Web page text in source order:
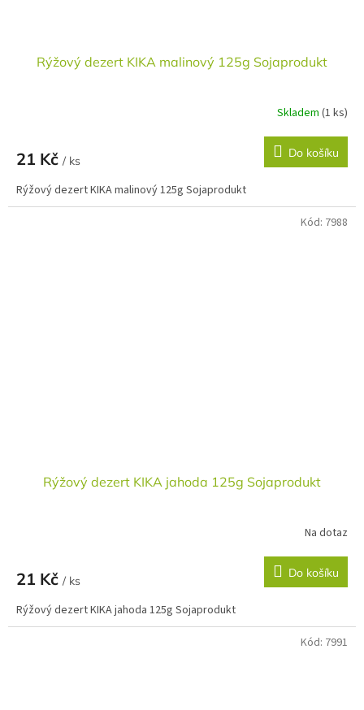
Rýžový dezert KIKA malinový 125g Sojaprodukt
Skladem (1 ks)
21 Kč / ks
Do košíku
Rýžový dezert KIKA malinový 125g Sojaprodukt
Rýžový dezert KIKA jahoda 125g Sojaprodukt
Na dotaz
21 Kč / ks
Do košíku
Rýžový dezert KIKA jahoda 125g Sojaprodukt
Kód: 7988
Kód: 7991